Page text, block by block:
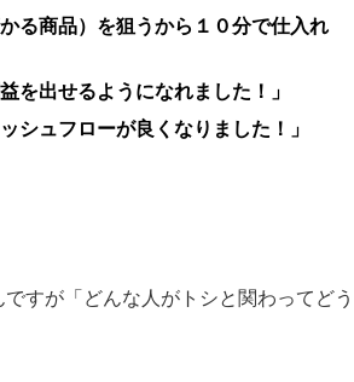
る商品）を狙うから１０分で仕入れ
を出せるようになれました！」
シュフローが良くなりました！」
すが「どんな人がトシと関わってどう